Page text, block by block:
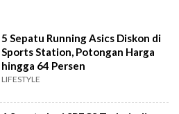
5 Sepatu Running Asics Diskon di
Sports Station, Potongan Harga
hingga 64 Persen
LIFESTYLE